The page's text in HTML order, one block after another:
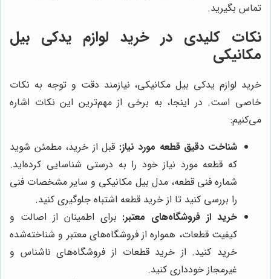
تماس بگیرید.
نکات کلیدی در خرید لوازم یدکی بیل
مکانیکی
خرید لوازم یدکی بیل مکانیکی، نیازمند دقت و توجه به نکات
خاصی است. در اینجا، به برخی از مهم‌ترین این نکات اشاره
می‌کنیم:
شناخت دقیق قطعه مورد نیاز: قبل از خرید، مطمئن شوید
که قطعه مورد نیاز خود را به درستی شناسایی کرده‌اید.
شماره فنی قطعه، مدل بیل مکانیکی و سایر مشخصات فنی
را بررسی کنید تا از خرید قطعه اشتباه جلوگیری کنید.
خرید از فروشگاه‌های معتبر: برای اطمینان از اصالت و
کیفیت قطعات، همواره از فروشگاه‌های معتبر و شناخته‌شده
خرید کنید. از خرید قطعات از فروشگاه‌های ناشناس و
غیرمجاز خودداری کنید.